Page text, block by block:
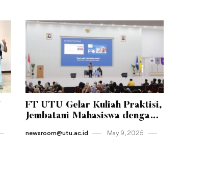
FT UTU Gelar Kuliah Praktisi,
Jembatani Mahasiswa dengan
newsroom@utu.ac.id May 9 , 2025